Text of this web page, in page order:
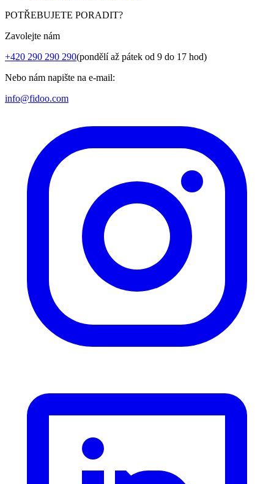
POTŘEBUJETE PORADIT?
Zavolejte nám
+420 290 290 290(pondělí až pátek od 9 do 17 hod)
Nebo nám napište na e-mail:
info@fidoo.com